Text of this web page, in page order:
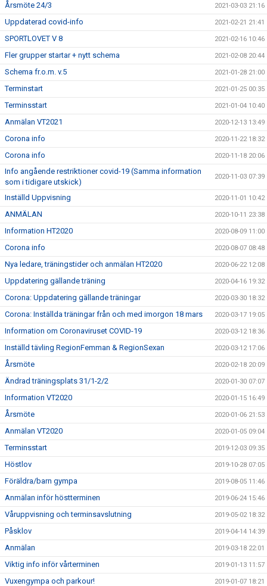
Årsmöte 24/3 2021-03-03 21:16
Uppdaterad covid-info 2021-02-21 21:41
SPORTLOVET V 8 2021-02-16 10:46
Fler grupper startar + nytt schema 2021-02-08 20:44
Schema fr.o.m. v.5 2021-01-28 21:00
Terminstart 2021-01-25 00:35
Terminsstart 2021-01-04 10:40
Anmälan VT2021 2020-12-13 13:49
Corona info 2020-11-22 18:32
Corona info 2020-11-18 20:06
Info angående restriktioner covid-19 (Samma information
som i tidigare utskick)
2020-11-03 07:39
Inställd Uppvisning 2020-11-01 10:42
ANMÄLAN 2020-10-11 23:38
Information HT2020 2020-08-09 11:00
Corona info 2020-08-07 08:48
Nya ledare, träningstider och anmälan HT2020 2020-06-22 12:08
Uppdatering gällande träning 2020-04-16 19:32
Corona: Uppdatering gällande träningar 2020-03-30 18:32
Corona: Inställda träningar från och med imorgon 18 mars 2020-03-17 19:05
Information om Coronaviruset COVID-19 2020-03-12 18:36
Inställd tävling RegionFemman & RegionSexan 2020-03-12 17:06
Årsmöte 2020-02-18 20:09
Ändrad träningsplats 31/1-2/2 2020-01-30 07:07
Information VT2020 2020-01-15 16:49
Årsmöte 2020-01-06 21:53
Anmälan VT2020 2020-01-05 09:04
Terminsstart 2019-12-03 09:35
Höstlov 2019-10-28 07:05
Föräldra/barn gympa 2019-08-05 11:46
Anmälan inför höstterminen 2019-06-24 15:46
Våruppvisning och terminsavslutning 2019-05-02 18:32
Påsklov 2019-04-14 14:39
Anmälan 2019-03-18 22:01
Viktig info inför vårterminen 2019-01-13 11:57
Vuxengympa och parkour! 2019-01-07 18:21